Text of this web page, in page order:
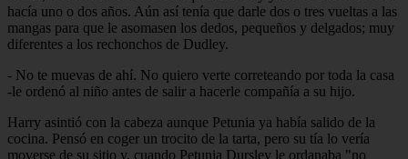
hacía uno o dos años. Aún así tenía que darle dos o tres vueltas a las
mangas para que le asomasen los dedos, pequeños y delgados; muy
diferentes a los rechonchos de Dudley.
- No te muevas de ahí. No quiero verte correteando por toda la casa
-le ordenó al niño antes de salir a hacerle compañía a su hijo.
Harry asintió con la cabeza aunque Petunia ya había salido de la
cocina. Pensó en coger un trocito de la tarta, pero su tía lo vería
moverse de su sitio y, cuando Petunia Dursley le ordanaba "no